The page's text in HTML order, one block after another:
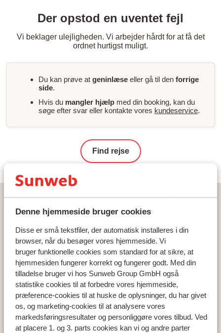
Denne hjemmeside bruger cookies
Disse er små tekstfiler, der automatisk installeres i din
browser, når du besøger vores hjemmeside. Vi
bruger funktionelle cookies som standard for at sikre, at
hjemmesiden fungerer korrekt og fungerer godt. Med din
tilladelse bruger vi hos Sunweb Group GmbH også
statistike cookies til at forbedre vores hjemmeside,
præference-cookies til at huske de oplysninger, du har givet
os, og marketing-cookies til at analysere vores
markedsføringsresultater og personliggøre vores tilbud. Ved
at placere 1. og 3. parts cookies kan vi og andre parter
Der opstod en uventet fejl
Vi beklager ulejligheden. Vi arbejder hårdt for at få det
ordnet hurtigst muligt.
Du kan prøve at geninlæse eller gå til den forrige
side.
Hvis du mangler hjælp med din booking, kan du
søge efter svar eller kontakte vores kundeservice.
Find rejse
Hjem Rejser Grækenland Kreta
Agios Nikolaos
Hotel Blue Marine Resort & Spa
Populære lande
Tyrkiet
Grækenland
Egypten
Cypern